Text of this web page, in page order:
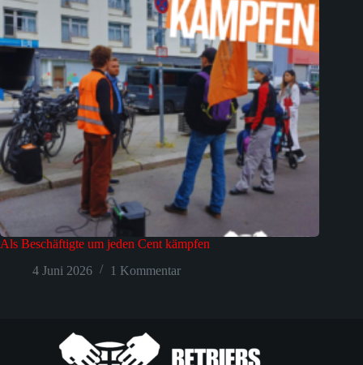
Als Beschäftigte um jeden Cent kämpfen
4 Juni 2026
1 Kommentar